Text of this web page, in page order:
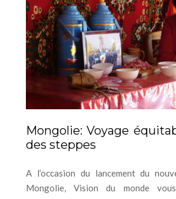
Mongolie: Voyage
des steppes
A l’occasion du lancement du
Mongolie, Vision du monde